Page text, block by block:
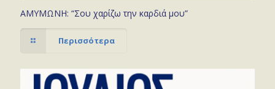
ΑΜΥΜΩΝΗ: “Σου χαρίζω την καρδιά μου”
Περισσότερα